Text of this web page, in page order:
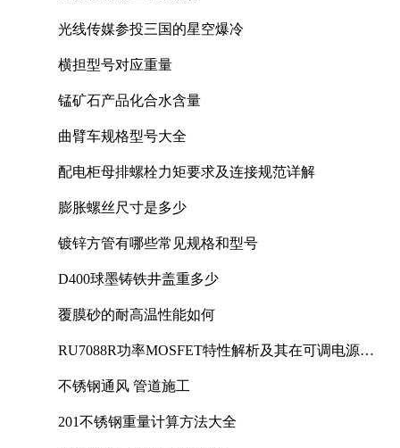
光线传媒参投三国的星空爆冷
横担型号对应重量
锰矿石产品化合水含量
曲臂车规格型号大全
配电柜母排螺栓力矩要求及连接规范详解
膨胀螺丝尺寸是多少
镀锌方管有哪些常见规格和型号
D400球墨铸铁井盖重多少
覆膜砂的耐高温性能如何
RU7088R功率MOSFET特性解析及其在可调电源设
不锈钢通风 管道施工
201不锈钢重量计算方法大全